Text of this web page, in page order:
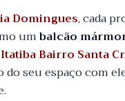
Domingues, cada
umbalcão
Itatiba Bairro Santa
do seu espaço com